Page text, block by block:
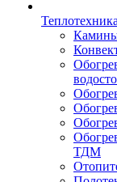
Теплотехника
ТДМ